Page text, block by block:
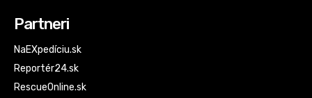
Partneri
NaEXpedíciu.sk
Reportér24.sk
RescueOnline.sk